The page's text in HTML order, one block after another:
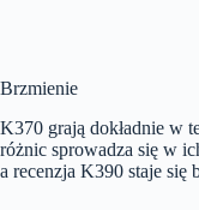
Brzmienie
K370 grają dokładnie w
różnic sprowadza się w
a recenzja K390 staje się